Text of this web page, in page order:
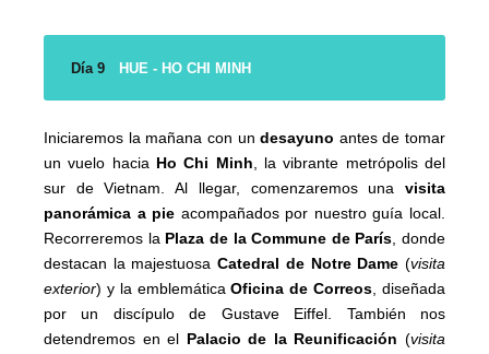
Día 9 HUE - HO CHI MINH
Iniciaremos la mañana con un desayuno antes de tomar
un vuelo hacia Ho Chi Minh, la vibrante metrópolis del
sur de Vietnam. Al llegar, comenzaremos una visita
panorámica a pie acompañados por nuestro guía local.
Recorreremos la Plaza de la Commune de París, donde
destacan la majestuosaCatedral de Notre Dame (visita
exterior) y la emblemáticaOficina de Correos, diseñada
por un discípulo de Gustave Eiffel. También nos
detendremos en el Palacio de la Reunificación (visita